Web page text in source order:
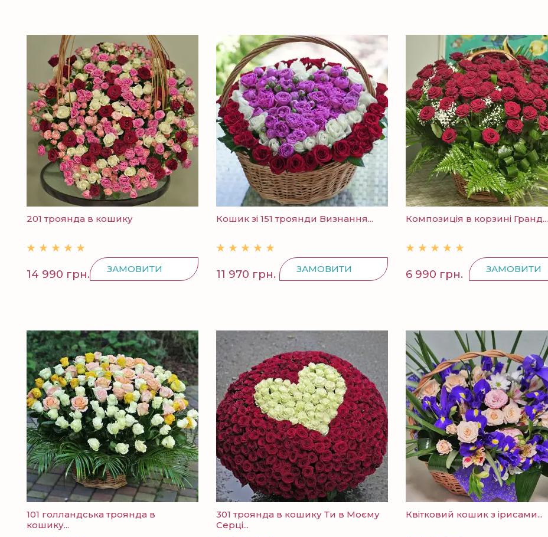
201 троянда в кошику
14 990 грн. ЗАМОВИТИ
Кошик зі 151 троянди Визнання...
11 970 грн. ЗАМОВИТИ
Композиція в корзині Гранд...
6 990 грн. ЗАМОВИТИ
101 голландська троянда в
кошику...
301 троянда в кошику Ти в Моєму
Серці...
Квітковий кошик з ірисами...